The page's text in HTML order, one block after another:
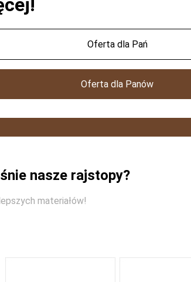
Oferta dla Pań
Oferta dla Panów
nasze rajstopy?
materiałów!